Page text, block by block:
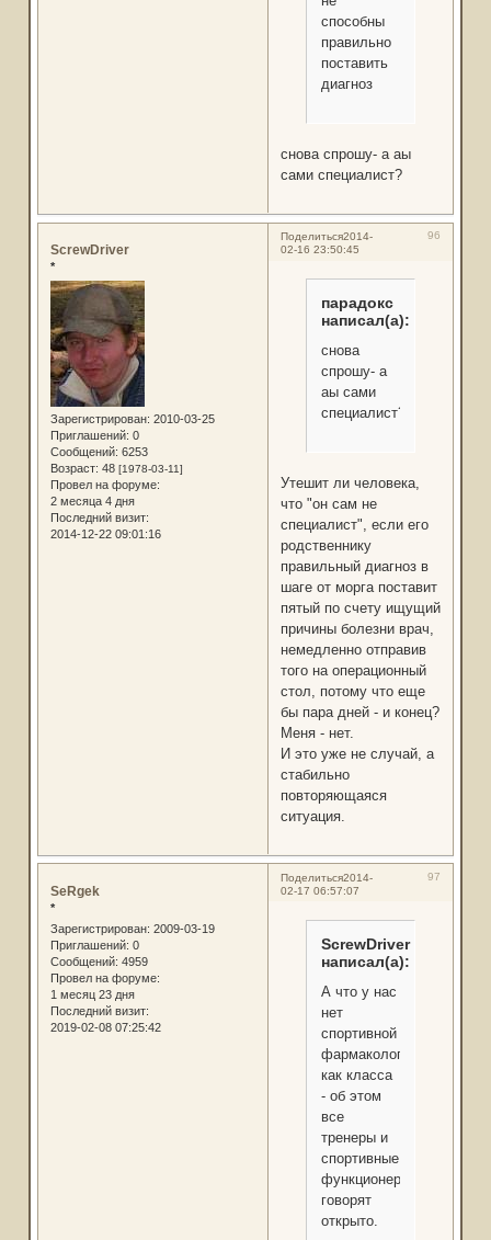
способны
правильно
поставить
диагноз
снова спрошу- а аы
сами специалист?
Поделиться 96
2014-
02-16 23:50:45
ScrewDriver
*
Зарегистрирован: 2010-03-25
Приглашений: 0
Сообщений: 6253
Возраст: 48 [1978-03-11]
Провел на форуме:
2 месяца 4 дня
Последний визит:
2014-12-22 09:01:16
парадокс
написал(а):
снова
спрошу- а
аы сами
специалист?
Утешит ли человека,
что "он сам не
специалист", если его
родственнику
правильный диагноз в
шаге от морга поставит
пятый по счету ищущий
причины болезни врач,
немедленно отправив
того на операционный
стол, потому что еще
бы пара дней - и конец?
Меня - нет.
И это уже не случай, а
стабильно
повторяющаяся
ситуация.
Поделиться 97
2014-
02-17 06:57:07
SeRgek
*
Зарегистрирован: 2009-03-19
Приглашений: 0
Сообщений: 4959
Провел на форуме:
1 месяц 23 дня
Последний визит:
2019-02-08 07:25:42
ScrewDriver
написал(а):
А что у нас
нет
спортивной
фармакологии
как класса
- об этом
все
тренеры и
спортивные
функционеры
говорят
открыто.